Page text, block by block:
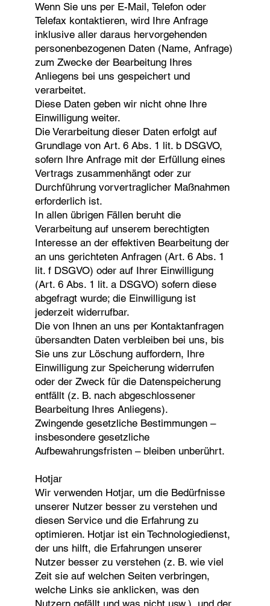
Wenn Sie uns per E-Mail, Telefon oder
Telefax kontaktieren, wird Ihre Anfrage
inklusive aller daraus hervorgehenden
personenbezogenen Daten (Name, Anfrage)
zum Zwecke der Bearbeitung Ihres
Anliegens bei uns gespeichert und
verarbeitet.
Diese Daten geben wir nicht ohne Ihre
Einwilligung weiter.
Die Verarbeitung dieser Daten erfolgt auf
Grundlage von Art. 6 Abs. 1 lit. b DSGVO,
sofern Ihre Anfrage mit der Erfüllung eines
Vertrags zusammenhängt oder zur
Durchführung vorvertraglicher Maßnahmen
erforderlich ist.
In allen übrigen Fällen beruht die
Verarbeitung auf unserem berechtigten
Interesse an der effektiven Bearbeitung der
an uns gerichteten Anfragen (Art. 6 Abs. 1
lit. f DSGVO) oder auf Ihrer Einwilligung
(Art. 6 Abs. 1 lit. a DSGVO) sofern diese
abgefragt wurde; die Einwilligung ist
jederzeit widerrufbar.
Die von Ihnen an uns per Kontaktanfragen
übersandten Daten verbleiben bei uns, bis
Sie uns zur Löschung auffordern, Ihre
Einwilligung zur Speicherung widerrufen
oder der Zweck für die Datenspeicherung
entfällt (z. B. nach abgeschlossener
Bearbeitung Ihres Anliegens).
Zwingende gesetzliche Bestimmungen –
insbesondere gesetzliche
Aufbewahrungsfristen – bleiben unberührt.
Hotjar
Wir verwenden Hotjar, um die Bedürfnisse
unserer Nutzer besser zu verstehen und
diesen Service und die Erfahrung zu
optimieren. Hotjar ist ein Technologiedienst,
der uns hilft, die Erfahrungen unserer
Nutzer besser zu verstehen (z. B. wie viel
Zeit sie auf welchen Seiten verbringen,
welche Links sie anklicken, was den